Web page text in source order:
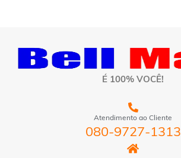
É 100% VOCÊ!
Atendimento ao Cliente
080-9727-1313